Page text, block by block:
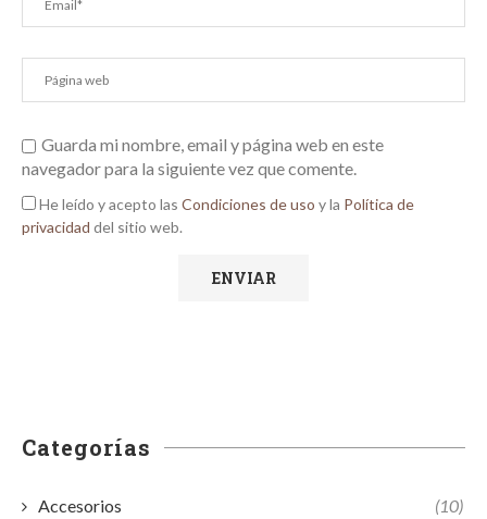
Guarda mi nombre, email y página web en este
navegador para la siguiente vez que comente.
He leído y acepto las Condiciones de uso y la Política de
privacidad del sitio web.
Categorías
Accesorios (10)